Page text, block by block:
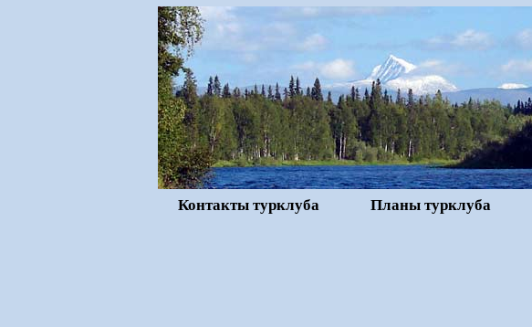
Контакты турклуба Планы турклуба